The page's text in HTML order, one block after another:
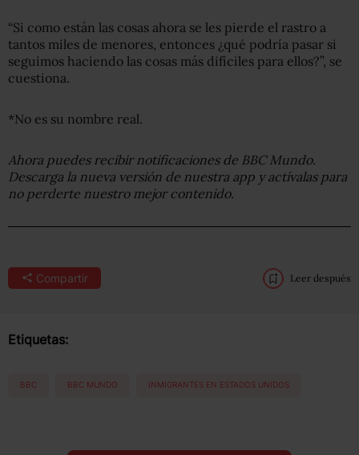
“Si como están las cosas ahora se les pierde el rastro a
tantos miles de menores, entonces ¿qué podría pasar si
seguimos haciendo las cosas más difíciles para ellos?”, se
cuestiona.
*No es su nombre real.
Ahora puedes recibir notificaciones de BBC Mundo.
Descarga la nueva versión de nuestra app y actívalas para
no perderte nuestro mejor contenido.
Compartir Leer después
Etiquetas:
BBC BBC MUNDO INMIGRANTES EN ESTADOS UNIDOS